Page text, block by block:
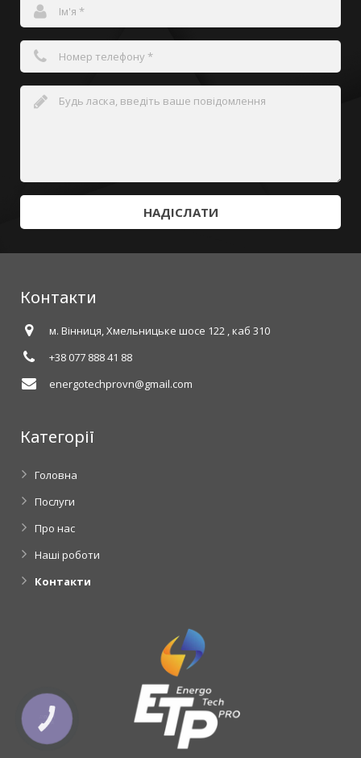
НАДІСЛАТИ
Контакти
м. Вінниця, Хмельницьке шосе 122 , каб 310
+38 077 888 41 88
energotechprovn@gmail.com
Категорії
Головна
Послуги
Про нас
Наші роботи
Контакти
КНОПКА
ЗВ'ЯЗКУ